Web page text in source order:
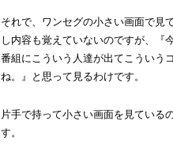
それで、ワンセグの小さい画面で見
し内容も覚えていないのですが、『
番組にこういう人達が出てこういう
ね。』と思って見るわけです。
片手で持って小さい画面を見ている
す。